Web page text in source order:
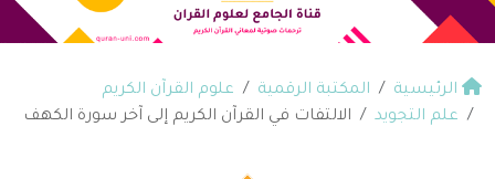
الرئيسية المكتبة الرقمية
علوم القرآن الكريم
علم التجويد
الالتفات في القرآن الكريم إلى آخر سورة الكهف